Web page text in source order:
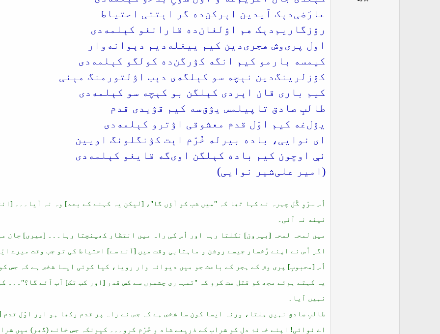
عارَضی‌دېک آیدین اېرکن‌ده گر اېتتی احتیاط
رۉزگاریم‌دېک هم اۉلغان‌ده قارانغو کېلمه‌دی
اول پری‌وش هجری‌دین کیم ییغله‌دیم دېوانه‌وار
کیمسه بارمو کیم انگه کۉرگن‌ده کولگو کېلمه‌دی
کۉزلرینگ‌دین نېچه سو کېلگه‌ی دېب اۉلتورمنگ مېنی
کیم باری قان اېردی کېلگن بو کېچه سو کېلمه‌دی
طالبِ صادق تاپیلمس یۉق‌سه کیم قۉیدی قدم
یۉل‌غه کیم اوّل قدم معشوقی اۉترو کېلمه‌دی
ای نوایی، باده بیرله خُرّم اېت کۉنگلونگ اویین
نې اوچون کیم باده کېلگن اوی‌گه قایغو کېلمه‌دی
(امیر علی‌شیر نوایی)
اُس سرْوِ گُل چہرہ نے کہا تھا کہ "میں شب کو آؤں گا"، [لیکن یہ کہنے کے بعد] وہ نہ آیا۔۔۔
نیند نہ آئی۔
میں لمحہ لمحہ [بیرون] نکلتا رہا اور اُس کی راہ میں انتظار کھینچتا رہا۔۔۔ [میری] جان
اگر اُس نے اپنے رُخسار جیسے روشن و ماہتابی وقت میں [آنے سے] احتیاط کی تو جب وقت میرے
اُس [محبوبِ] پری وش کے ہجر کے باعث جو میں دیوانہ وار رویا، کیا کوئی ایسا شخص ہے کہ جس
یہ کہتے ہوئے مجھ کو قتل مت کرو کہ "تمہاری چشموں سے کس قدر [اور کب تک] آب آئے گا؟"۔۔۔
نہیں آیا۔
طالبِ صادق نہیں مِلتا، ورنہ ایسا کون سا شخص ہے کہ جس نے راہ پر قدم رکھا ہو اور اوّل
اے نوائی! اپنے خانۂ دل کو شراب کے ذریعے شاد و خُرّم کرو۔۔۔ کیونکہ جس خانے (گھر) میں